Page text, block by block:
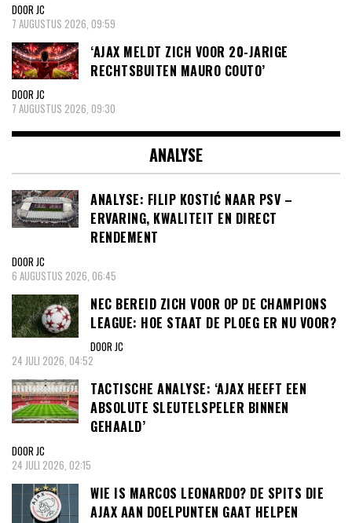
DOOR JC
7 AUGUSTUS 2026, 09:59
‘AJAX MELDT ZICH VOOR 20-JARIGE
RECHTSBUITEN MAURO COUTO’
DOOR JC
7 AUGUSTUS 2026, 09:30
ANALYSE
ANALYSE: FILIP KOSTIĆ NAAR PSV –
ERVARING, KWALITEIT EN DIRECT
RENDEMENT
DOOR JC
6 AUGUSTUS 2026, 06:45
NEC BEREID ZICH VOOR OP DE CHAMPIONS
LEAGUE: HOE STAAT DE PLOEG ER NU VOOR?
DOOR JC
24 JULI 2026, 04:52
TACTISCHE ANALYSE: ‘AJAX HEEFT EEN
ABSOLUTE SLEUTELSPELER BINNEN
GEHAALD’
DOOR JC
24 JULI 2026, 02:15
WIE IS MARCOS LEONARDO? DE SPITS DIE
AJAX AAN DOELPUNTEN GAAT HELPEN